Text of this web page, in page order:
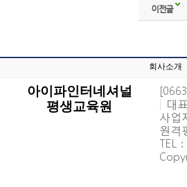
이전글
회사소개
아이파인터네셔널
평생교육원
| 대
사업
원격
TEL